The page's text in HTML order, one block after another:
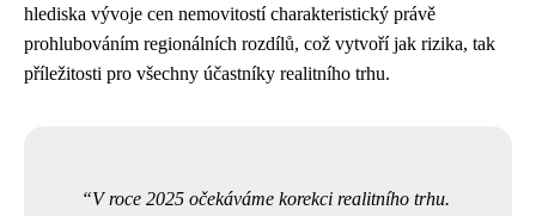
hlediska vývoje cen nemovitostí charakteristický právě
prohlubováním regionálních rozdílů, což vytvoří jak rizika, tak
příležitosti pro všechny účastníky realitního trhu.
V roce 2025 očekáváme korekci realitního trhu.